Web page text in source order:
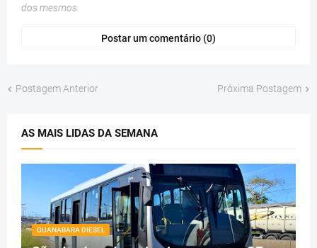
dos mesmos.
Postar um comentário (0)
Postagem Anterior Próxima Postagem
AS MAIS LIDAS DA SEMANA
GUANABARA DIESEL